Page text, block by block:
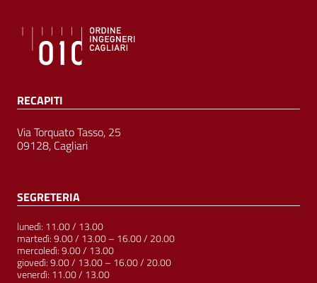
RECAPITI
Via Torquato Tasso, 25
09128, Cagliari
SEGRETERIA
lunedì: 11.00 / 13.00
martedì: 9.00 / 13.00 – 16.00 / 20.00
mercoledì: 9.00 / 13.00
giovedì: 9.00 / 13.00 – 16.00 / 20.00
venerdì: 11.00 / 13.00